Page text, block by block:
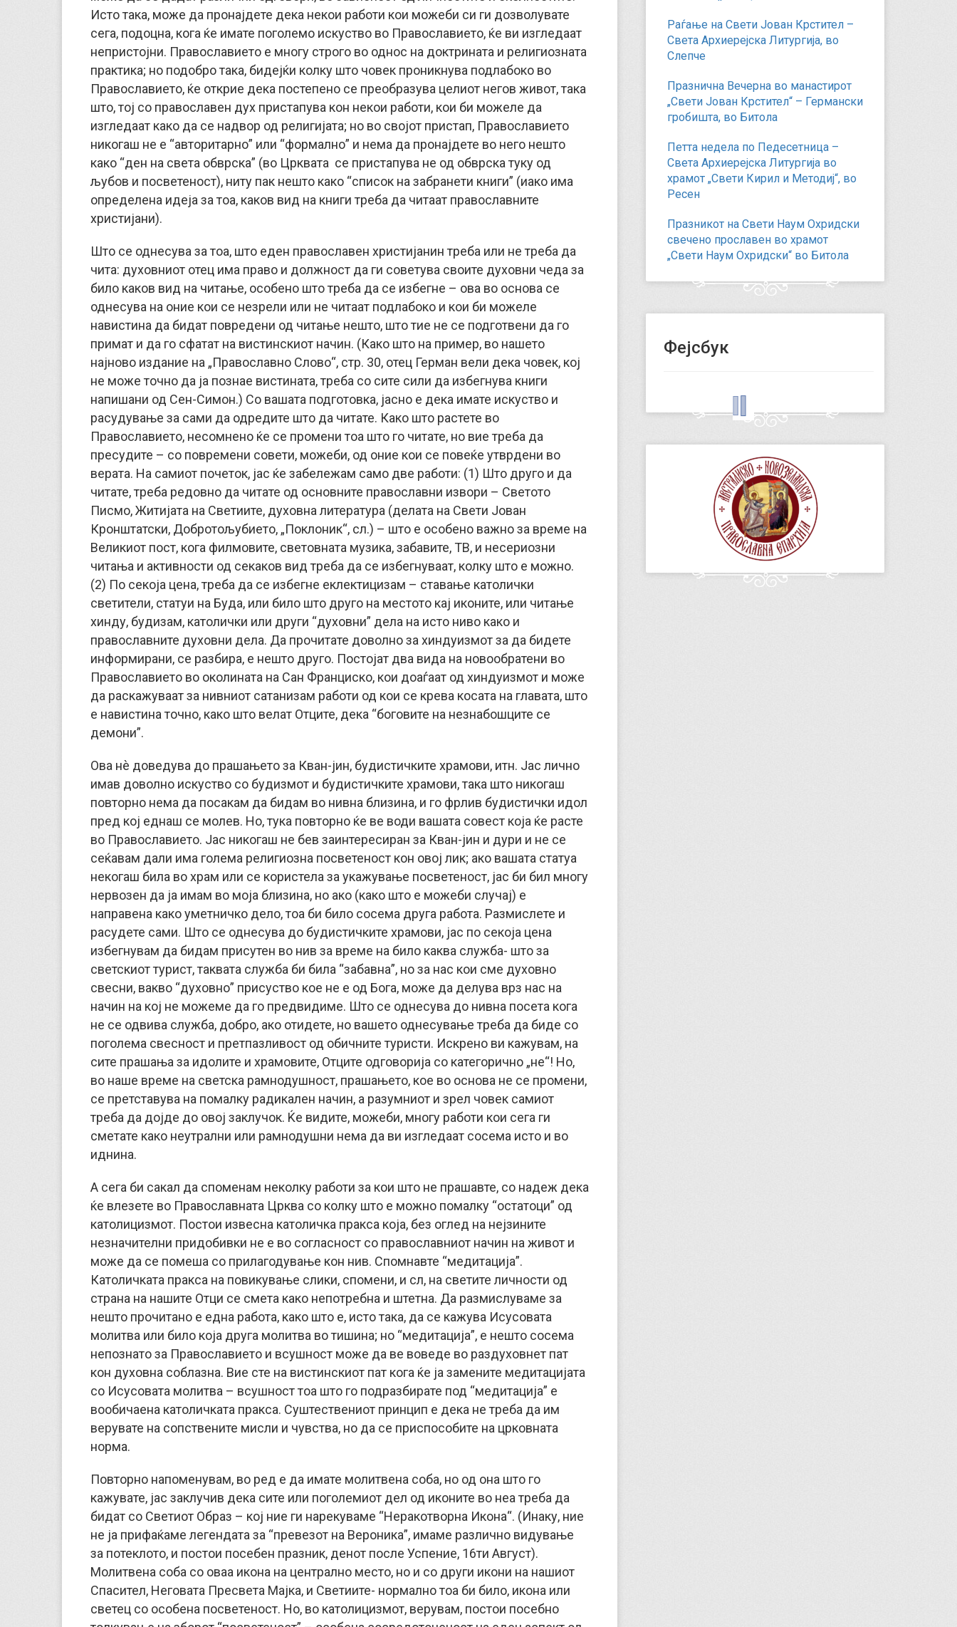
Исто така, може да пронајдете дека некои работи кои можеби си ги дозволувате
сега, подоцна, кога ќе имате поголемо искуство во Православието, ќе ви изгледаат
непристојни. Православието е многу строго во однос на доктрината и религиозната
практика; но подобро така, бидејќи колку што човек проникнува подлабоко во
Православието, ќе открие дека постепено се преобразува целиот негов живот, така
што, тој со православен дух пристапува кон некои работи, кои би можеле да
изгледаат како да се надвор од религијата; но во својот пристап, Православието
никогаш не е “авторитарно” или “формално” и нема да пронајдете во него нешто
како “ден на света обврска” (во Црквата се пристапува не од обврска туку од
љубов и посветеност), ниту пак нешто како “список на забранети книги” (иако има
определена идеја за тоа, каков вид на книги треба да читаат православните
христијани).
Што се однесува за тоа, што еден православен христијанин треба или не треба да
чита: духовниот отец има право и должност да ги советува своите духовни чеда за
било каков вид на читање, особено што треба да се избегне – ова во основа се
однесува на оние кои се незрели или не читаат подлабоко и кои би можеле
навистина да бидат повредени од читање нешто, што тие не се подготвени да го
примат и да го сфатат на вистинскиот начин. (Како што на пример, во нашето
најново издание на „Православно Слово“, стр. 30, отец Герман вели дека човек, кој
не може точно да ја познае вистината, треба со сите сили да избегнува книги
напишани од Сен-Симон.) Со вашата подготовка, јасно е дека имате искуство и
расудување за сами да одредите што да читате. Како што растете во
Православието, несомнено ќе се промени тоа што го читате, но вие треба да
пресудите – со повремени совети, можеби, од оние кои се повеќе утврдени во
верата. На самиот почеток, јас ќе забележам само две работи: (1) Што друго и да
читате, треба редовно да читате од основните православни извори – Светото
Писмо, Житијата на Светиите, духовна литература (делата на Свети Јован
Кронштатски, Добротољубието, „Поклоник“, сл.) – што е особено важно за време на
Великиот пост, кога филмовите, световната музика, забавите, ТВ, и несериозни
читања и активности од секаков вид треба да се избегнуваат, колку што е можно.
(2) По секоја цена, треба да се избегне еклектицизам – ставање католички
светители, статуи на Буда, или било што друго на местото кај иконите, или читање
хинду, будизам, католички или други “духовни” дела на исто ниво како и
православните духовни дела. Да прочитате доволно за хиндуизмот за да бидете
информирани, се разбира, е нешто друго. Постојат два вида на новообратени во
Православието во околината на Сан Франциско, кои доаѓаат од хиндуизмот и може
да раскажуваат за нивниот сатанизам работи од кои се крева косата на главата, што
е навистина точно, како што велат Отците, дека “боговите на незнабошците се
демони”.
Ова нè доведува до прашањето за Кван-јин, будистичките храмови, итн. Јас лично
имав доволно искуство со будизмот и будистичките храмови, така што никогаш
повторно нема да посакам да бидам во нивна близина, и го фрлив будистички идол
пред кој еднаш се молев. Но, тука повторно ќе ве води вашата совест која ќе расте
во Православието. Јас никогаш не бев заинтересиран за Кван-јин и дури и не се
сеќавам дали има голема религиозна посветеност кон овој лик; ако вашата статуа
некогаш била во храм или се користела за укажување посветеност, јас би бил многу
нервозен да ја имам во моја близина, но ако (како што е можеби случај) е
направена како уметничко дело, тоа би било сосема друга работа. Размислете и
расудете сами. Што се однесува до будистичките храмови, јас по секоја цена
избегнувам да бидам присутен во нив за време на било каква служба- што за
светскиот турист, таквата служба би била “забавна”, но за нас кои сме духовно
свесни, вакво “духовно” присуство кое не е од Бога, може да делува врз нас на
начин на кој не можеме да го предвидиме. Што се однесува до нивна посета кога
не се одвива служба, добро, ако отидете, но вашето однесување треба да биде со
поголема свесност и претпазливост од обичните туристи. Искрено ви кажувам, на
сите прашања за идолите и храмовите, Отците одговорија со категорично „не“! Но,
во наше време на светска рамнодушност, прашањето, кое во основа не се промени,
се претставува на помалку радикален начин, а разумниот и зрел човек самиот
треба да дојде до овој заклучок. Ќе видите, можеби, многу работи кои сега ги
сметате како неутрални или рамнодушни нема да ви изгледаат сосема исто и во
иднина.
А сега би сакал да споменам неколку работи за кои што не прашавте, со надеж дека
ќе влезете во Православната Црква со колку што е можно помалку “остатоци” од
католицизмот. Постои извесна католичка пракса која, без оглед на нејзините
незначителни придобивки не е во согласност со православниот начин на живот и
може да се помеша со прилагодување кон нив. Спомнавте “медитација”.
Католичката пракса на повикување слики, спомени, и сл, на светите личности од
страна на нашите Отци се смета како непотребна и штетна. Да размислуваме за
нешто прочитано е една работа, како што е, исто така, да се кажува Исусовата
молитва или било која друга молитва во тишина; но “медитација”, е нешто сосема
непознато за Православието и всушност може да ве воведе во раздуховнет пат
кон духовна соблазна. Вие сте на вистинскиот пат кога ќе ја замените медитацијата
со Исусовата молитва – всушност тоа што го подразбирате под “медитација” е
вообичаена католичката пракса. Суштествениот принцип е дека не треба да им
верувате на сопствените мисли и чувства, но да се приспособите на црковната
норма.
Повторно напоменувам, во ред е да имате молитвена соба, но од она што го
кажувате, јас заклучив дека сите или поголемиот дел од иконите во неа треба да
бидат со Светиот Образ – кој ние ги нарекуваме “Неракотворна Икона“. (Инаку, ние
не ја прифаќаме легендата за “превезот на Вероника”, имаме различно видување
за потеклото, и постои посебен празник, денот после Успение, 16ти Август).
Молитвена соба со оваа икона на централно место, но и со други икони на нашиот
Спасител, Неговата Пресвета Мајка, и Светиите- нормално тоа би било, икона или
светец со особена посветеност. Но, во католицизмот, верувам, постои посебно
Раѓање на Свети Јован Крстител –
Света Архиерејска Литургија, во
Слепче
Празнична Вечерна во манастирот
„Свети Јован Крстител“ – Германски
гробишта, во Битола
Петта недела по Педесетница –
Света Архиерејска Литургија во
храмот „Свети Кирил и Методиј“, во
Ресен
Празникот на Свети Наум Охридски
свечено прославен во храмот
„Свети Наум Охридски“ во Битола
Фејсбук